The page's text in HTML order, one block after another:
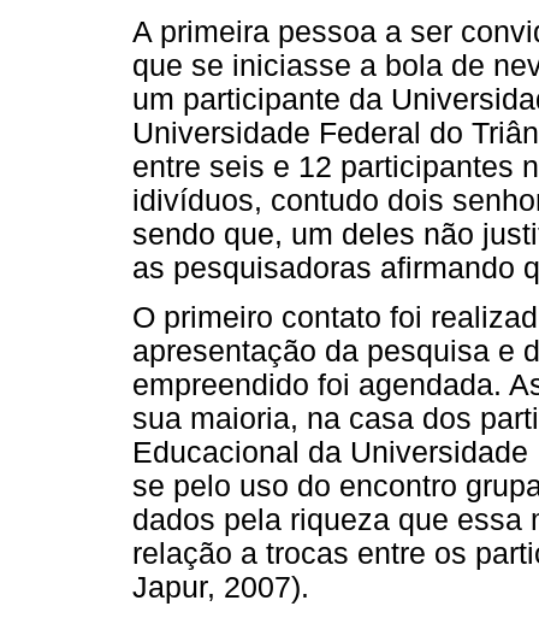
A primeira pessoa a ser
que se iniciasse a bola de
um participante da
Universidade Federal do
entre seis e 12 participantes
idivíduos, contudo dois
sendo que, um deles não
as pesquisadoras afirmando
O primeiro contato foi
apresentação da pesquisa e
empreendido foi agendada.
sua maioria, na casa dos
Educacional da
se pelo uso do encontro
dados pela riqueza que essa
relação a trocas entre os
Japur, 2007).